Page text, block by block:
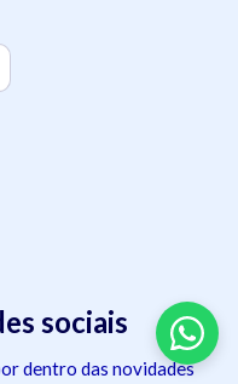
sociais
dentro das novidades